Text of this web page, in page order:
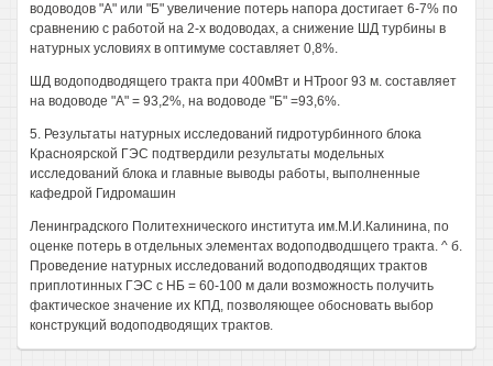
водоводов "А" или "Б" увеличение потерь напора достигает 6-7% по
сравнению с работой на 2-х водоводах, а снижение ШД турбины в
натурных условиях в оптимуме составляет 0,8%.
ШД водоподводящего тракта при 400мВт и НТроог 93 м. составляет
на водоводе "А" = 93,2%, на водоводе "Б" =93,6%.
5. Результаты натурных исследований гидротурбинного блока
Красноярской ГЭС подтвердили результаты модельных
исследований блока и главные выводы работы, выполненные
кафедрой Гидромашин
Ленинградского Политехнического института им.М.И.Калинина, по
оценке потерь в отдельных элементах водоподводшцего тракта. ^ б.
Проведение натурных исследований водоподводящих трактов
приплотинных ГЭС с НБ = 60-100 м дали возможность получить
фактическое значение их КПД, позволяющее обосновать выбор
конструкций водоподводящих трактов.